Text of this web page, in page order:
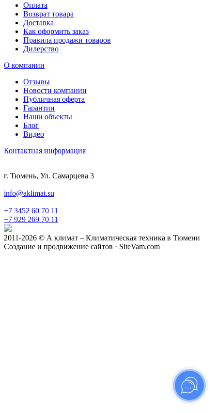
Оплата
Возврат товара
Доставка
Как оформить заказ
Правила продажи товаров
Дилерство
О компании
Отзывы
Новости компании
Публичная оферта
Гарантии
Наши объекты
Блог
Видео
Контактная информация
г. Тюмень, Ул. Самарцева 3
info@aklimat.su
+7 3452 60 70 11
+7 929 269 70 11
2011-2026 © А климат – Климатическая техника в Тюмени
Создание и продвижение сайтов · SiteVam.com